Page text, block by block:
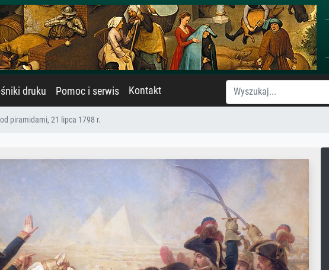
druku Pomoc i serwis Kontakt
piramidami, 21 lipca 1798 r.